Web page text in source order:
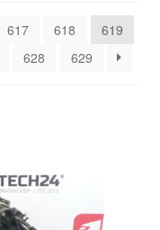
récent
au
617 618
619
628 629